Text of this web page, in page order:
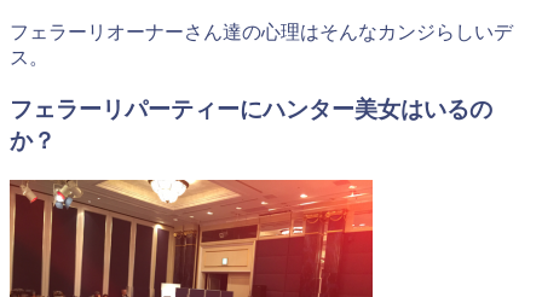
フェラーリオーナーさん達の心理はそんなカンジらしいデ
ス。
フェラーリパーティーにハンター美女はいるの
か？